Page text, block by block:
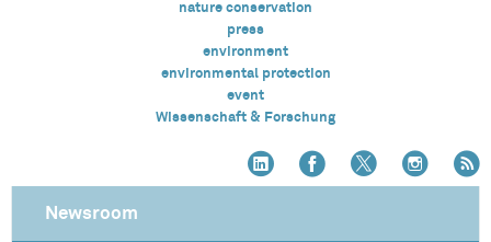
nature conservation
press
environment
environmental protection
event
Wissenschaft & Forschung
Newsroom